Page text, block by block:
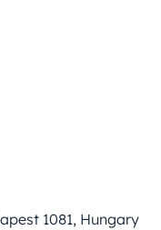
1081, Hungary